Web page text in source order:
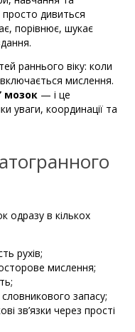
дивиться
порівнює, шукає
раннього віку: коли
мислення.
мозок — і це
уваги, координації та
одразу в кількох
рухів;
мислення;
запасу;
зв’язки через прості